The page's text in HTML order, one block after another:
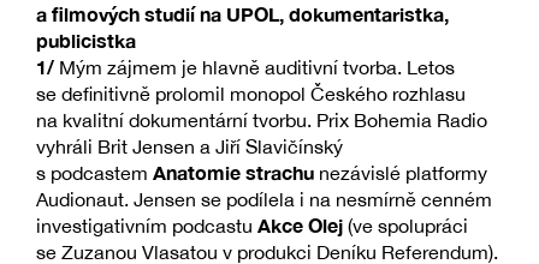
a filmových studií na UPOL, dokumentaristka,
publicistka
1/ Mým zájmem je hlavně auditivní tvorba. Letos
se definitivně prolomil monopol Českého rozhlasu
na kvalitní dokumentární tvorbu. Prix Bohemia Radio
vyhráli Brit Jensen a Jiří Slavičínský
s podcastem Anatomie strachu nezávislé platformy
Audionaut. Jensen se podílela i na nesmírně cenném
investigativním podcastu Akce Olej (ve spolupráci
se Zuzanou Vlasatou v produkci Deníku Referendum).